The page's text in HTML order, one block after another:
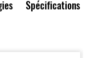
Spécifications